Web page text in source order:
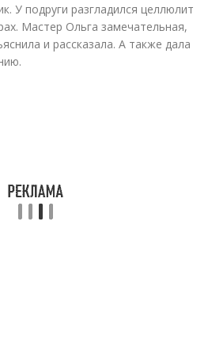
У подруги разгладился целлюлит
Мастер Ольга замечательная,
и рассказала. А также дала